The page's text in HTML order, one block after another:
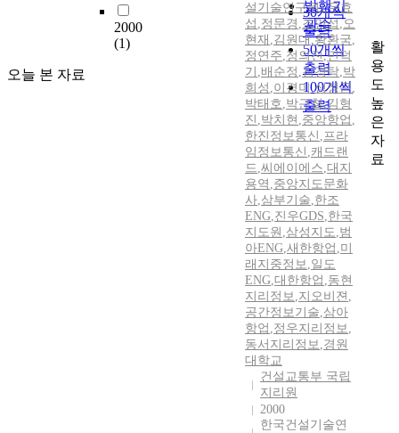
2000
(1)
오늘 본 자료
발행기
관순
30개씩
출력
50개씩
출력
100개씩
출력
설기술연구원),우효
섭 ,정문경 ,조만섭 ,오
현재 ,김원대,황환국,
정연주,정의진,민덕
기 ,배순정 ,김경탁,박
희성 ,이경미,성정곤,
박태호,박근철,김형
진 ,박치현 ,중앙항업 ,
한진정보통신 ,프라
임정보통신 ,캐드랜
드,씨에이에스,대지
용역 ,중앙지도문화
사,삼부기술,한조
ENG,진우GDS,한국
지도원 ,삼성지도,범
아ENG,새한항업 ,미
래지중정보,일도
ENG,대한항업 ,동현
지리정보,지오비젼 ,
공간정보기술,삼아
항업 ,정우지리정보,
동서지리정보,경원
대학교
건설교통부 국립
지리원
2000
한국건설기술연
활
용
도
높
은
자
료